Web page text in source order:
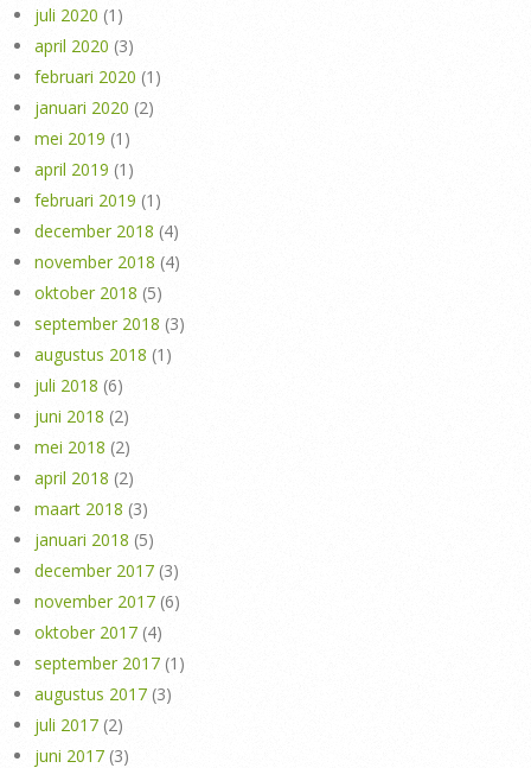
juli 2020 (1)
april 2020 (3)
februari 2020 (1)
januari 2020 (2)
mei 2019 (1)
april 2019 (1)
februari 2019 (1)
december 2018 (4)
november 2018 (4)
oktober 2018 (5)
september 2018 (3)
augustus 2018 (1)
juli 2018 (6)
juni 2018 (2)
mei 2018 (2)
april 2018 (2)
maart 2018 (3)
januari 2018 (5)
december 2017 (3)
november 2017 (6)
oktober 2017 (4)
september 2017 (1)
augustus 2017 (3)
juli 2017 (2)
juni 2017 (3)